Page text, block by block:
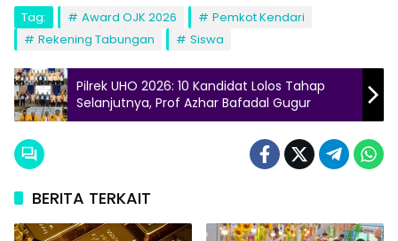
Tag: Award OJK 2026
Pemkot Kendari
Rekening Tabungan
Siswa
Pilrek UHO 2026: 10 Kandidat Lolos Tahap
Selanjutnya, Prof Azhar Bafadal Gugur
BERITA TERKAIT